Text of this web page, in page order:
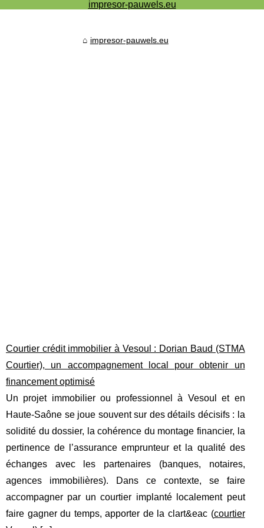
impresor-pauwels.eu
Courtier crédit immobilier à Vesoul : Dorian Baud (STMA
Courtier), un accompagnement local pour obtenir un
financement optimisé
Un projet immobilier ou professionnel à Vesoul et en
Haute-Saône se joue souvent sur des détails décisifs : la
solidité du dossier, la cohérence du montage financier, la
pertinence de l’assurance emprunteur et la qualité des
échanges avec les partenaires (banques, notaires,
agences immobilières). Dans ce contexte, se faire
accompagner par un courtier implanté localement peut
faire gagner du temps, apporter de la clart&eac (courtier
impresor-pauwels.eu